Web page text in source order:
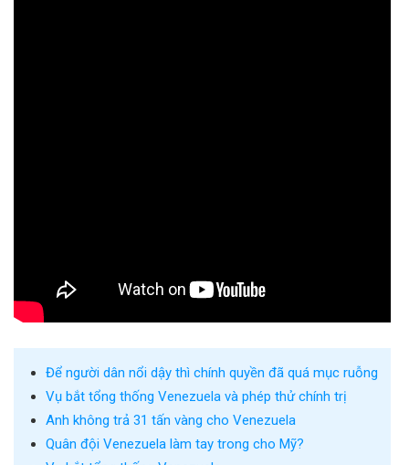
Để người dân nổi dậy thì chính quyền đã quá mục ruỗng
Vụ bắt tổng thống Venezuela và phép thử chính trị
Anh không trả 31 tấn vàng cho Venezuela
Quân đội Venezuela làm tay trong cho Mỹ?